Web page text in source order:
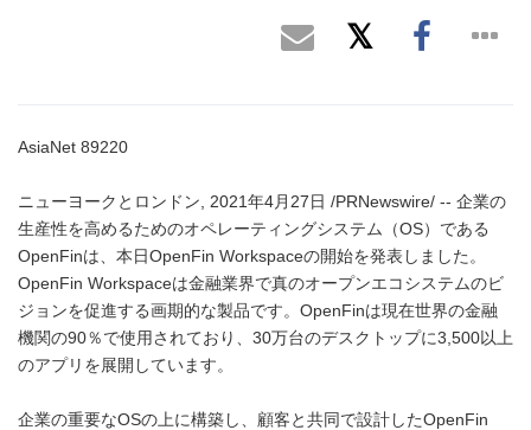
AsiaNet 89220
ニューヨークとロンドン, 2021年4月27日 /PRNewswire/ -- 企業の
生産性を高めるためのオペレーティングシステム（OS）である
OpenFinは、本日OpenFin Workspaceの開始を発表しました。
OpenFin Workspaceは金融業界で真のオープンエコシステムのビ
ジョンを促進する画期的な製品です。OpenFinは現在世界の金融
機関の90％で使用されており、30万台のデスクトップに3,500以上
のアプリを展開しています。
企業の重要なOSの上に構築し、顧客と共同で設計したOpenFin